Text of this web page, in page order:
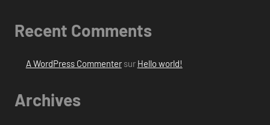
Recent Comments
A WordPress Commentersur Hello world!
Archives